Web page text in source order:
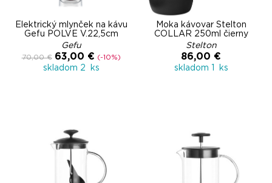
Elektrický mlynček na kávu
Gefu POLVE V.22,5cm
Gefu
70,00 € 63,00 € (-10%)
skladom 2 ks
Moka kávovar Stelton
COLLAR 250ml čierny
Stelton
86,00 €
skladom 1 ks